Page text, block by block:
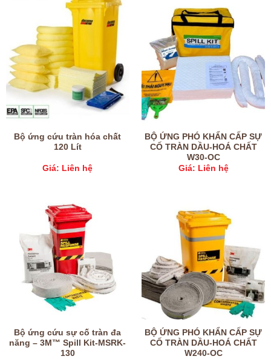
Bộ ứng cứu tràn hóa chất
120 Lít
Giá: Liên hệ
BỘ ỨNG PHÓ KHẨN CẤP SỰ
CỐ TRÀN DẦU-HOÁ CHẤT
W30-OC
Giá: Liên hệ
Bộ ứng cứu sự cố tràn đa
năng – 3M™ Spill Kit-MSRK-
130
BỘ ỨNG PHÓ KHẨN CẤP SỰ
CỐ TRÀN DẦU-HOÁ CHẤT
W240-OC